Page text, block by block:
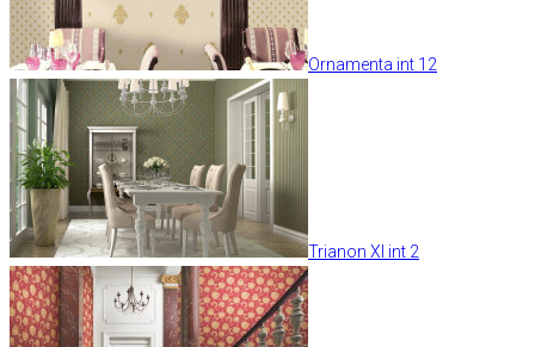
Ornamenta int 12
Trianon XI int 2